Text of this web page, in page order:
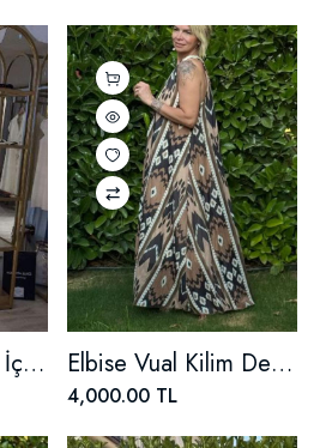
Elbise İpek Kolsuz İçi Astarlı Elbise Vual Kilim Desenli
4,000.00 TL